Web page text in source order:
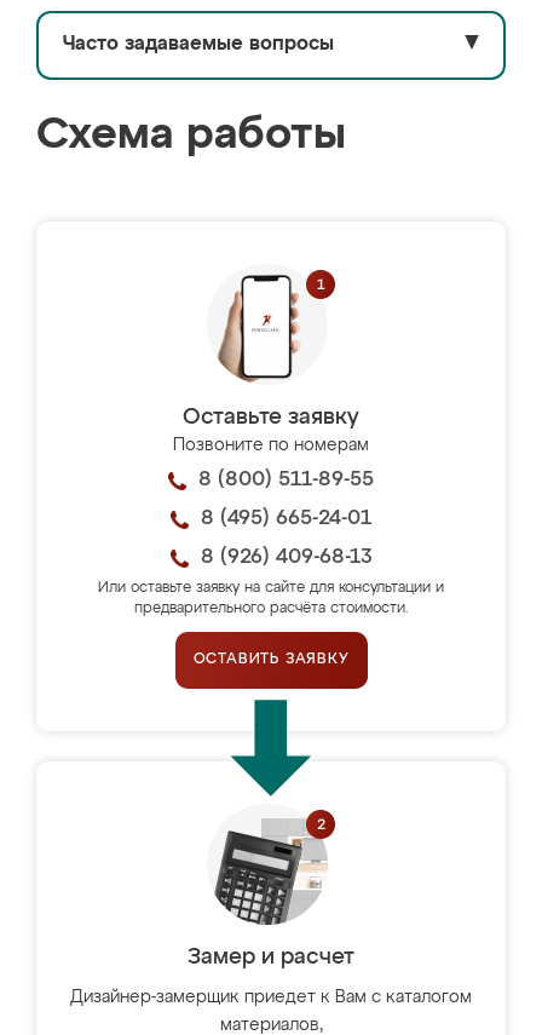
Часто задаваемые вопросы ▼
Схема работы
Оставьте заявку
Позвоните по номерам
8 (800) 511-89-55
8 (495) 665-24-01
8 (926) 409-68-13
Или оставьте заявку на сайте для консультации и
предварительного расчёта стоимости.
ОСТАВИТЬ ЗАЯВКУ
Замер и расчет
Дизайнер-замерщик приедет к Вам с каталогом
материалов,